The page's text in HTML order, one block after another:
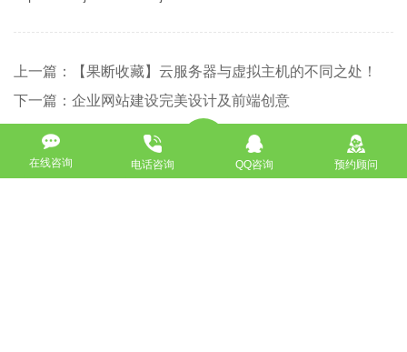
上一篇：【果断收藏】云服务器与虚拟主机的不同之处！
下一篇：企业网站建设完美设计及前端创意
在线咨询 电话咨询 QQ咨询 预约顾问